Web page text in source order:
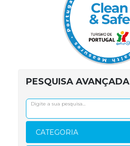
PESQUISA AVANÇADA
CATEGORIA